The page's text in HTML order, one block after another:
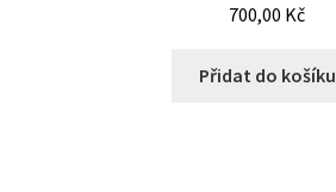
700,00 Kč
Přidat do košíku